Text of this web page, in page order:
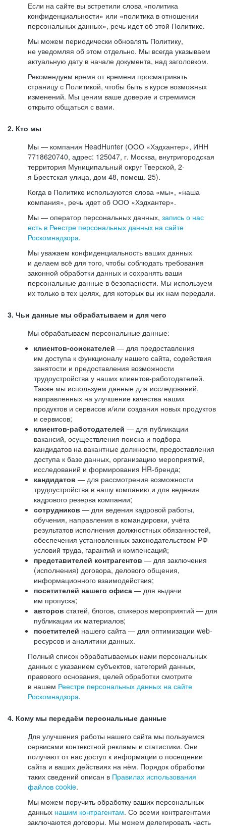
Если на сайте вы встретили слова «политика
конфиденциальности» или «политика в отношении
персональных данных», речь идет об этой Политике.
Мы можем периодически обновлять Политику,
не уведомляя об этом отдельно. Мы всегда указываем
актуальную дату в начале документа, над заголовком.
Рекомендуем время от времени просматривать
страницу с Политикой, чтобы быть в курсе возможных
изменений. Мы ценим ваше доверие и стремимся
открыто общаться с вами.
2. Кто мы
Мы — компания HeadHunter (ООО «Хэдхантер», ИНН
7718620740, адрес: 125047, г. Москва, внутригородская
территория Муниципальный округ Тверской, 2-
я Брестская улица, дом 48, помещ. 25).
Когда в Политике используются слова «мы», «наша
компания», речь идет об ООО «Хэдхантер».
Мы — оператор персональных данных, запись о нас
есть в Реестре персональных данных на сайте
Роскомнадзора.
Мы уважаем конфиденциальность ваших данных
и делаем всё для того, чтобы соблюдать требования
законной обработки данных и сохранять ваши
персональные данные в безопасности. Мы используем
их только в тех целях, для которых вы их нам передали.
3. Чьи данные мы обрабатываем и для чего
Мы обрабатываем персональные данные:
клиентов-соискателей — для предоставления
им доступа к функционалу нашего сайта, содействия
занятости и предоставления возможности
трудоустройства у наших клиентов-работодателей.
Также мы используем данные для исследований,
направленных на улучшение качества наших
продуктов и сервисов и/или создания новых продуктов
и сервисов;
клиентов-работодателей — для публикации
вакансий, осуществления поиска и подбора
кандидатов на вакантные должности, предоставления
доступа к базе данных, организацию мероприятий,
исследований и формирования HR-бренда;
кандидатов — для рассмотрения возможности
трудоустройства в нашу компанию и для ведения
кадрового резерва компании;
сотрудников — для ведения кадровой работы,
обучения, направления в командировки, учёта
результатов исполнения должностных обязанностей,
обеспечения установленных законодательством РФ
условий труда, гарантий и компенсаций;
представителей контрагентов — для заключения
(исполнения) договора, делового общения,
информационного взаимодействия;
посетителей нашего офиса — для выдачи
им пропуска;
авторов статей, блогов, спикеров мероприятий — для
публикации их материалов;
посетителей нашего сайта — для оптимизации web-
ресурсов и аналитики данных.
Полный список обрабатываемых нами персональных
данных с указанием субъектов, категорий данных,
правового основания, целей обработки смотрите
в нашем Реестре персональных данных на сайте
Роскомнадзора.
4. Кому мы передаём персональные данные
Для улучшения работы нашего сайта мы пользуемся
сервисами контекстной рекламы и статистики. Они
получают от нас доступ к информации о посещении
сайта и ваших действиях на нём. Порядок обработки
таких сведений описан в Правилах использования
файлов cookie.
Мы можем поручить обработку ваших персональных
данных нашим контрагентам. Со всеми контрагентами
заключаются договоры. Мы можем делегировать часть